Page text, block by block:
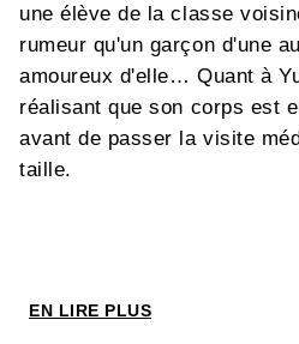
une élève de la classe
rumeur qu'un garçon d'une
amoureux d'elle… Quant à
réalisant que son corps est
avant de passer la visite
taille.
EN LIRE PLUS